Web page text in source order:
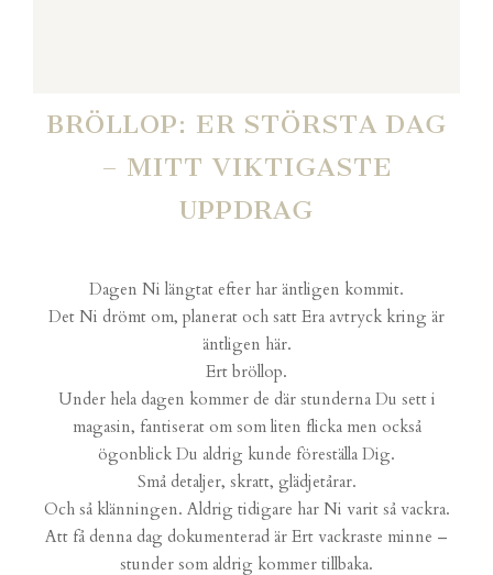
BRÖLLOP: ER STÖRSTA DAG
– MITT VIKTIGASTE
UPPDRAG
Dagen Ni längtat efter har äntligen kommit.
Det Ni drömt om, planerat och satt Era avtryck kring är
äntligen här.
Ert bröllop.
Under hela dagen kommer de där stunderna Du sett i
magasin, fantiserat om som liten flicka men också
ögonblick Du aldrig kunde föreställa Dig.
Små detaljer, skratt, glädjetårar.
Och så klänningen. Aldrig tidigare har Ni varit så vackra.
Att få denna dag dokumenterad är Ert vackraste minne –
stunder som aldrig kommer tillbaka.